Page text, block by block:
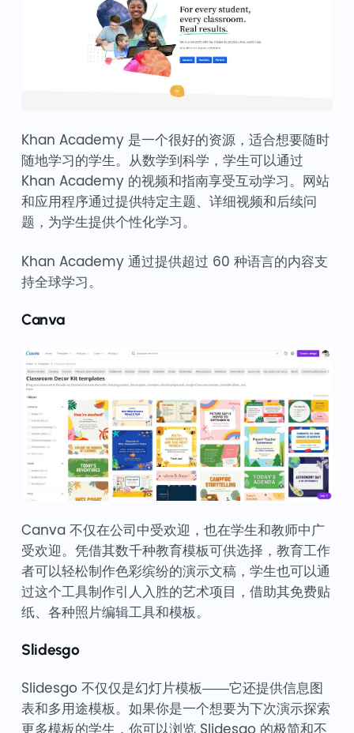
Khan Academy 是一个很好的资源，适合想要随时
随地学习的学生。从数学到科学，学生可以通过
Khan Academy 的视频和指南享受互动学习。网站
和应用程序通过提供特定主题、详细视频和后续问
题，为学生提供个性化学习。
Khan Academy 通过提供超过 60 种语言的内容支
持全球学习。
Canva
Canva 不仅在公司中受欢迎，也在学生和教师中广
受欢迎。凭借其数千种教育模板可供选择，教育工作
者可以轻松制作色彩缤纷的演示文稿，学生也可以通
过这个工具制作引人入胜的艺术项目，借助其免费贴
纸、各种照片编辑工具和模板。
Slidesgo
Slidesgo 不仅仅是幻灯片模板——它还提供信息图
表和多用途模板。如果你是一个想要为下次演示探索